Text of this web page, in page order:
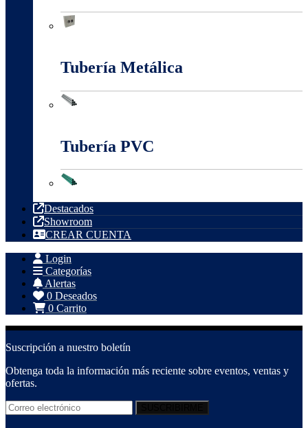
Tubería Metálica
Tubería PVC
Destacados
Showroom
CREAR CUENTA
Login
Categorías
Alertas
0 Deseados
0 Carrito
Suscripción a nuestro boletín
Obtenga toda la información más reciente sobre eventos, ventas y
ofertas.